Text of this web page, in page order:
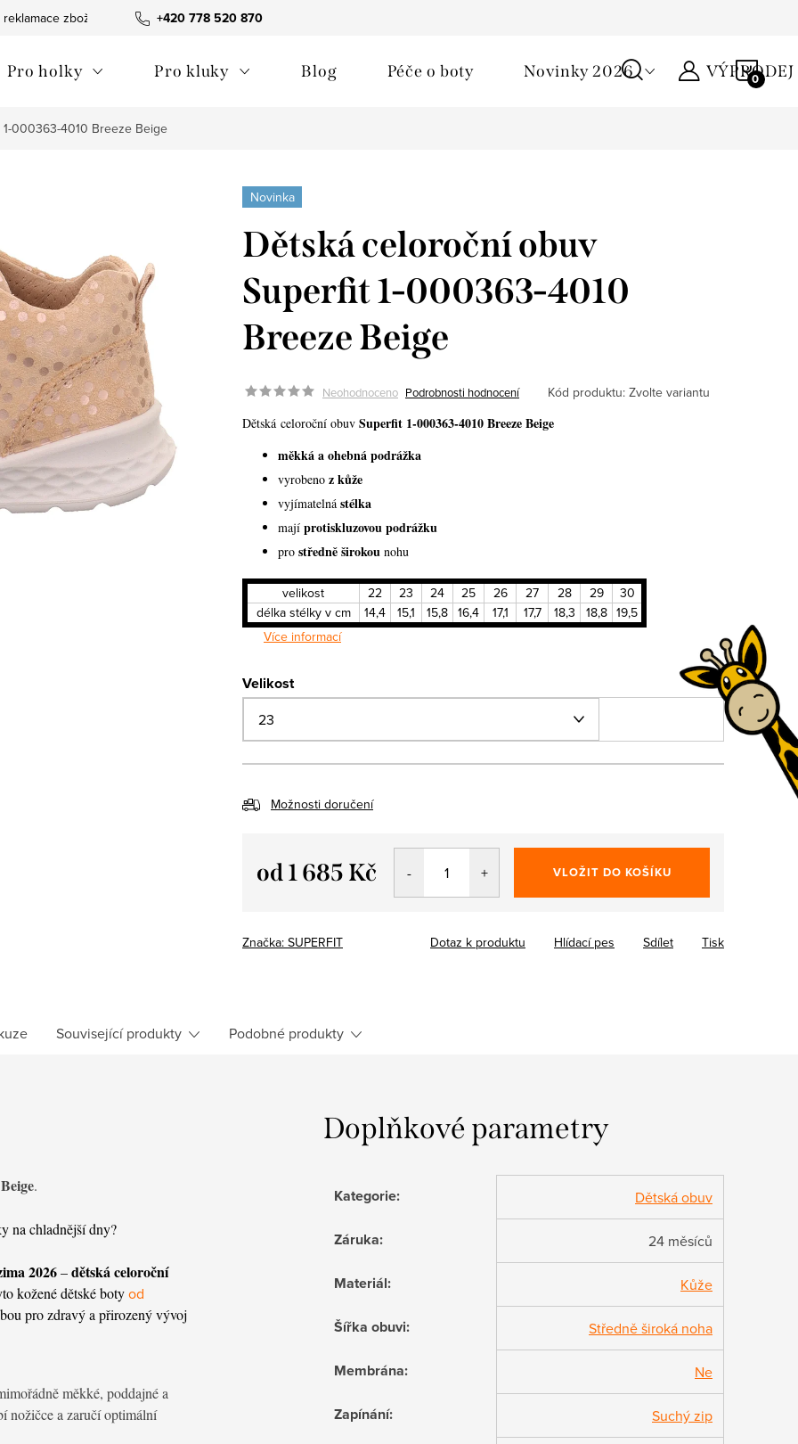
+420 778 520 870
zboží Obchodní podmínky
Pro holky Pro kluky Blog Péče o boty Novinky 2026 VÝPRODEJ
000363-4010 Breeze Beige
Novinka
Dětská celoroční obuv
Superfit 1-000363-4010
Breeze Beige
Neohodnoceno Podrobnosti hodnocení Kód produktu: Zvolte variantu
Dětská celoroční obuv Superfit 1-000363-4010 Breeze Beige
měkká a ohebná podrážka
vyrobeno z kůže
vyjímatelná stélka
mají protiskluzovou podrážku
pro středně širokou nohu
velikost 22 23 24 25 26 27 28 29
30
délka stélky v cm
14,4 15,1 15,8 16,4 17,1 17,7 18,3 18,8 19,5
Více informací
Velikost
Možnosti doručení
od1 685 Kč VLOŽIT DO KOŠÍKU
Značka: SUPERFIT Tisk
Dotaz k produktu Hlídací pes Sdílet
Související produkty Podobné produkty
.
na chladnější dny?
2026–dětská celoroční
kožené dětské botyod
pro zdravý a přirozený vývoj
měkké, poddajné a
nožičce a zaručí optimální
Doplňkové parametry
Kategorie: Dětská obuv
Záruka: 24 měsíců
Materiál: Kůže
Šířka obuvi: Středně široká noha
Membrána: Ne
Zapínání: Suchý zip